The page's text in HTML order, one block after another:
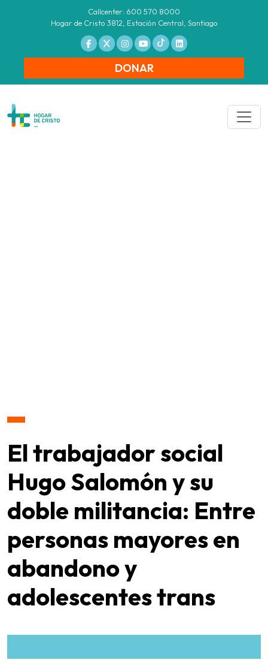
Callcenter: 600 570 8000
Hogar de Cristo 3812, Estación Central, Santiago
DONAR
El trabajador social
Hugo Salomón y su
doble militancia: Entre
personas mayores en
abandono y
adolescentes trans